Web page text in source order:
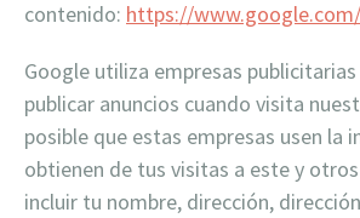
contenido: https://
Google utiliza empresas
publicar anuncios cuando visita
posible que estas empresas usen la
obtienen de tus visitas a este y
incluir tu nombre, dirección,